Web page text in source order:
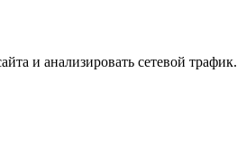
и анализировать сетевой трафик.